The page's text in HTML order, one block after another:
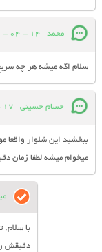
محمد 14 - 04 - 1396
سلام اگه میشه هر چه
حسام حسینی 17 - 04 - 1396
ببخشید این شلوار واقعا
میخوام میشه لطفا زمان
با سلام.
دقیقش